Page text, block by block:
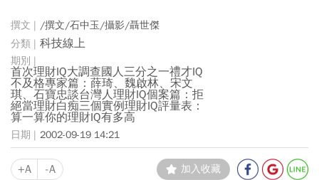
/撰文/石中玉/攝影/聶世傑
科技線上
首次理財IQ大調查國人三分之一禮才IQ
不及格專家篇：薛琦、魏啟林、宋文
琪、石寶忠談台灣人理財IQ個案篇：拒
絕當理財白痴三個實例理財IQ評量表：
算一算你的理財IQ有多高
2002-09-19 14:21
+A -A 加入收藏